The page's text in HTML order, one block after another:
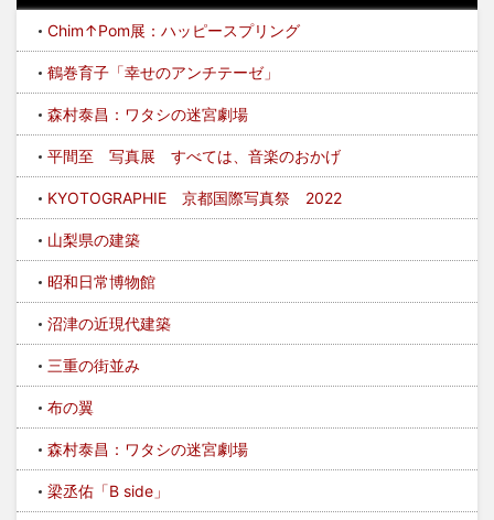
Chim↑Pom展：ハッピースプリング
鶴巻育子「幸せのアンチテーゼ」
森村泰昌：ワタシの迷宮劇場
平間至 写真展 すべては、音楽のおかげ
KYOTOGRAPHIE 京都国際写真祭 2022
山梨県の建築
昭和日常博物館
沼津の近現代建築
三重の街並み
布の翼
森村泰昌：ワタシの迷宮劇場
梁丞佑「B side」